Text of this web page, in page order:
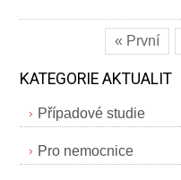
« První
KATEGORIE AKTUALIT
Případové studie
Pro nemocnice